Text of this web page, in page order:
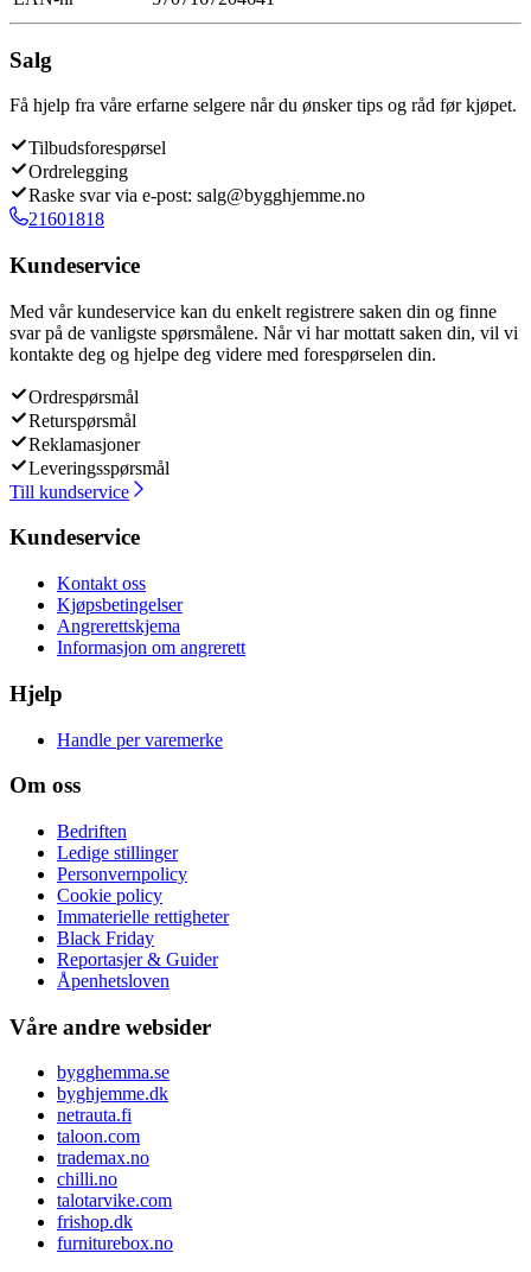
Salg
Få hjelp fra våre erfarne selgere når du ønsker tips og råd før kjøpet.
Tilbudsforespørsel
Ordrelegging
Raske svar via e-post: salg@bygghjemme.no
21601818
Kundeservice
Med vår kundeservice kan du enkelt registrere saken din og finne
svar på de vanligste spørsmålene. Når vi har mottatt saken din, vil vi
kontakte deg og hjelpe deg videre med forespørselen din.
Ordrespørsmål
Returspørsmål
Reklamasjoner
Leveringsspørsmål
Till kundservice
Kundeservice
Kontakt oss
Kjøpsbetingelser
Angrerettskjema
Informasjon om angrerett
Hjelp
Handle per varemerke
Om oss
Bedriften
Ledige stillinger
Personvernpolicy
Cookie policy
Immaterielle rettigheter
Black Friday
Reportasjer & Guider
Åpenhetsloven
Våre andre websider
bygghemma.se
byghjemme.dk
netrauta.fi
taloon.com
trademax.no
chilli.no
talotarvike.com
frishop.dk
furniturebox.no